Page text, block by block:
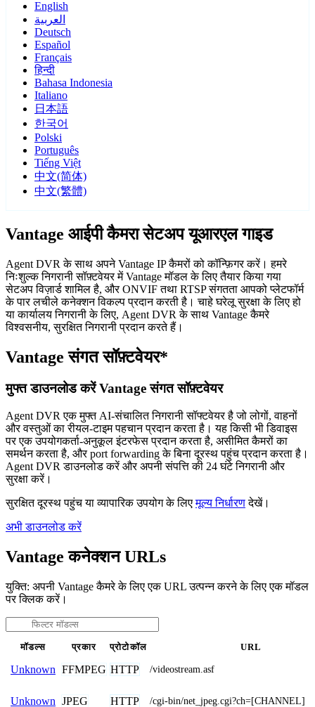
English
العربية
Deutsch
Español
Français
हिन्दी
Bahasa Indonesia
Italiano
日本語
한국어
Polski
Português
Tiếng Việt
中文(简体)
中文(繁體)
Vantage आईपी कैमरा सेटअप यूआरएल गाइड
Agent DVR के साथ अपने Vantage IP कैमरों को कॉन्फ़िगर करें। हमरे
निःशुल्क निगरानी सॉफ़्टवेयर में Vantage मॉडल के लिए तैयार किया गया
सेटअप विज़ार्ड शामिल है, और ONVIF तथा RTSP संगतता आपको प्लेटफॉर्म
के पार लचीले कनेक्शन विकल्प प्रदान करती है। चाहे घरेलू सुरक्षा के लिए हो
या कार्यालय निगरानी के लिए, Agent DVR के साथ Vantage कैमरे
विश्वसनीय, सुरक्षित निगरानी प्रदान करते हैं।
Vantage संगत सॉफ़्टवेयर*
मुफ्त डाउनलोड करें Vantage संगत सॉफ़्टवेयर
Agent DVR एक मुफ्त AI-संचालित निगरानी सॉफ्टवेयर है जो लोगों, वाहनों
और वस्तुओं का रीयल-टाइम पहचान प्रदान करता है। यह किसी भी डिवाइस
पर एक उपयोगकर्ता-अनुकूल इंटरफेस प्रदान करता है, असीमित कैमरों का
समर्थन करता है, और port forwarding के बिना दूरस्थ पहुंच प्रदान करता है।
Agent DVR डाउनलोड करें और अपनी संपत्ति की 24 घंटे निगरानी और
सुरक्षा करें।
सुरक्षित दूरस्थ पहुंच या व्यापारिक उपयोग के लिएमूल्य निर्धारणदेखें।
अभी डाउनलोड करें
Vantage कनेक्शन URLs
युक्ति: अपनी Vantage कैमरे के लिए एक URL उत्पन्न करने के लिए एक मॉडल
पर क्लिक करें।
मॉडल्स प्रकार प्रोटोकॉल URL
Unknown FFMPEG HTTP /videostream.asf
Unknown JPEG HTTP /cgi-bin/net_jpeg.cgi?ch=[CHANNEL]